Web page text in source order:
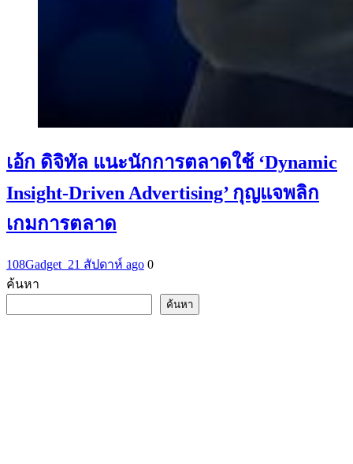
เอ้ก ดิจิทัล แนะนักการตลาดใช้ ‘Dynamic
Insight-Driven Advertising’ กุญแจพลิก
เกมการตลาด
108Gadget_21 สัปดาห์ ago 0
ค้นหา
ค้นหา